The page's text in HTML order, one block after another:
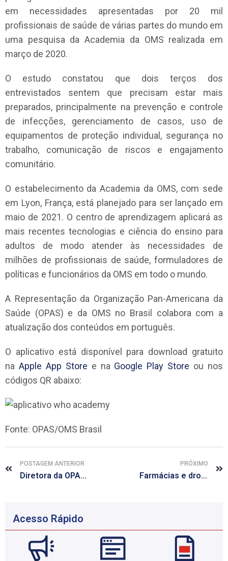
em necessidades apresentadas por 20 mil
profissionais de saúde de várias partes do mundo em
uma pesquisa da Academia da OMS realizada em
março de 2020.
O estudo constatou que dois terços dos
entrevistados sentem que precisam estar mais
preparados, principalmente na prevenção e controle
de infecções, gerenciamento de casos, uso de
equipamentos de proteção individual, segurança no
trabalho, comunicação de riscos e engajamento
comunitário.
O estabelecimento da Academia da OMS, com sede
em Lyon, França, está planejado para ser lançado em
maio de 2021. O centro de aprendizagem aplicará as
mais recentes tecnologias e ciência do ensino para
adultos de modo atender às necessidades de
milhões de profissionais de saúde, formuladores de
políticas e funcionários da OMS em todo o mundo.
A Representação da Organização Pan-Americana da
Saúde (OPAS) e da OMS no Brasil colabora com a
atualização dos conteúdos em português.
O aplicativo está disponível para download gratuito
na Apple App Store e na Google Play Store ou nos
códigos QR abaixo:
Fonte: OPAS/OMS Brasil
POSTAGEM ANTERIOR
Diretora da OPAS afirma que luta contra a pandemia de COVID-19 deve incluir tratamento de doenças crônicas
PRÓXIMO
Farmácias e drogarias podem vender máscaras de tecido
Acesso Rápido